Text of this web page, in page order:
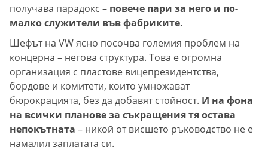
получава парадокс – повече пари за него и по-
малко служители във фабриките.
Шефът на VW ясно посочва големия проблем на
концерна – негова структура. Това е огромна
организация с пластове вицепрезидентства,
бордове и комитети, които умножават
бюрокрацията, без да добавят стойност. И на фона
на всички планове за съкращения тя остава
непокътната – никой от висшето ръководство не е
намалил заплатата си.